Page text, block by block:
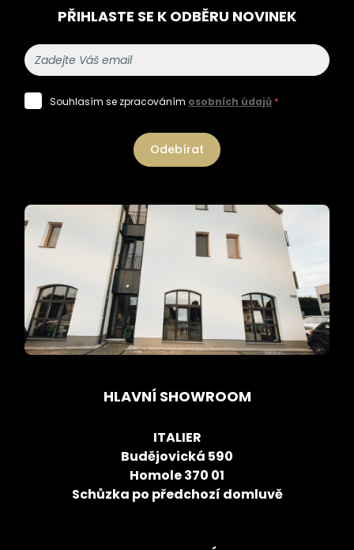
PŘIHLASTE SE K ODBĚRU NOVINEK
Souhlasím se zpracováním osobních údajů *
Odebírat
HLAVNÍ SHOWROOM
ITALIER
Budějovická 590
Homole 370 01
Schůzka po předchozí domluvě